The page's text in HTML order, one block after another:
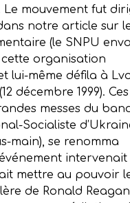
Le mouvement fut
notre article sur
(le SNPU
organisation
lui-même défila à
décembre 1999). Ces
messes du
Socialiste
main), se renomma
mettre au pouvoir
de Ronald